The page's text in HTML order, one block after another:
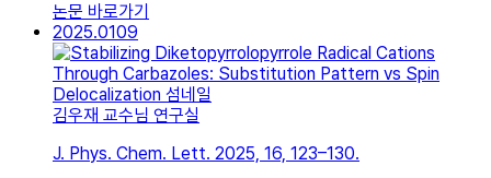
논문 바로가기
2025.0109
김우재 교수님 연구실
J. Phys. Chem. Lett. 2025, 16, 123–130.